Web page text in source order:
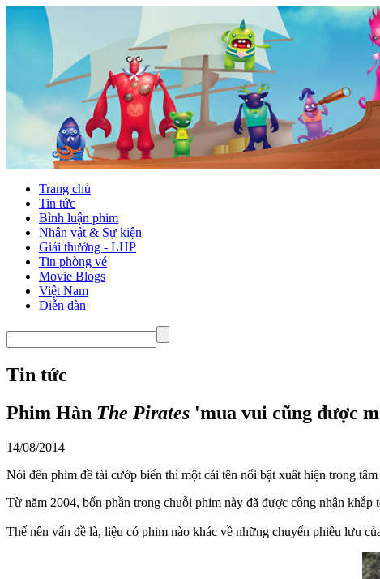
Trang chủ
Tin tức
Bình luận phim
Nhân vật & Sự kiện
Giải thưởng - LHP
Tin phòng vé
Movie Blogs
Việt Nam
Diễn đàn
Tin tức
Phim Hàn The Pirates 'mua vui cũng được
14/08/2014
Nói đến phim đề tài cướp biển thì một cái tên nổi bật xuất hiện trong
Từ năm 2004, bốn phần trong chuỗi phim này đã được công nhận
Thế nên vấn đề là, liệu có phim nào khác về những chuyến phiêu lưu